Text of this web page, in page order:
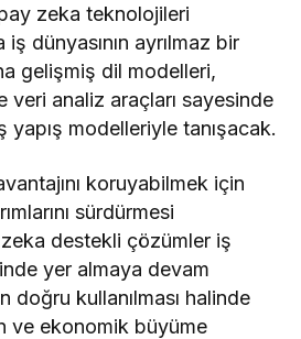
zeka teknolojileri
dünyasının ayrılmaz bir
gelişmiş dil modelleri,
veri analiz araçları sayesinde
modelleriyle tanışacak.
koruyabilmek için
sürdürmesi
destekli çözümler iş
yer almaya devam
doğru kullanılması halinde
ve ekonomik büyüme